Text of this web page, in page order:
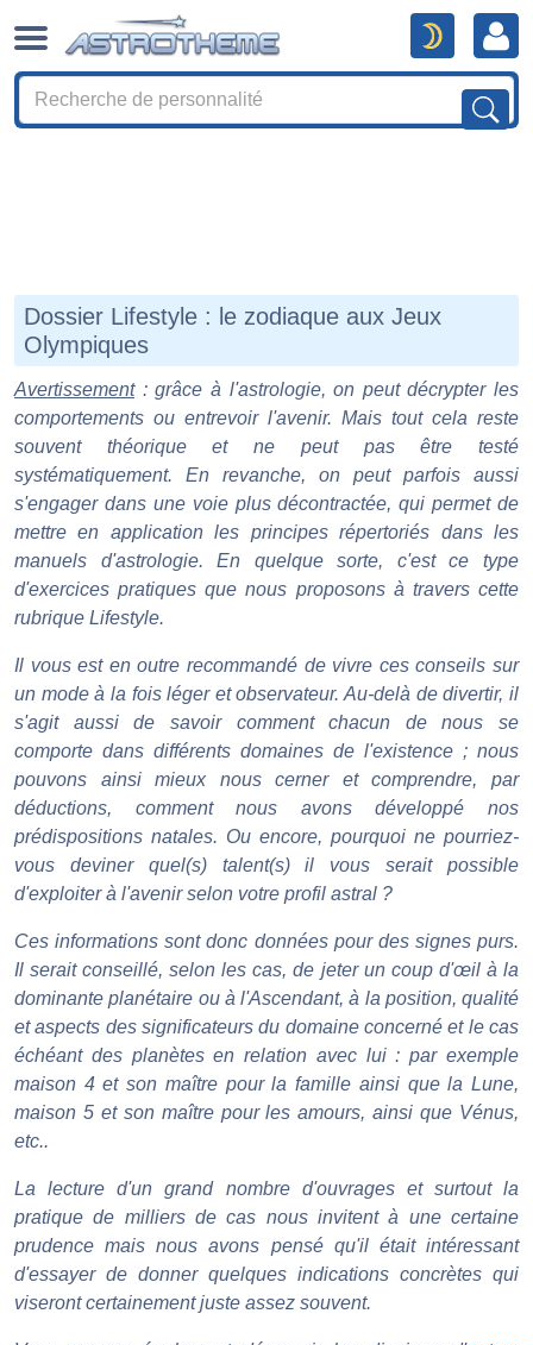
Dossier Lifestyle : le zodiaque aux Jeux
Olympiques
Avertissement: grâce à l'astrologie, on peut décrypter les
comportements ou entrevoir l'avenir. Mais tout cela reste
souvent théorique et ne peut pas être testé
systématiquement. En revanche, on peut parfois aussi
s'engager dans une voie plus décontractée, qui permet de
mettre en application les principes répertoriés dans les
manuels d'astrologie. En quelque sorte, c'est ce type
d'exercices pratiques que nous proposons à travers cette
rubrique Lifestyle.
Il vous est en outre recommandé de vivre ces conseils sur
un mode à la fois léger et observateur. Au-delà de divertir, il
s'agit aussi de savoir comment chacun de nous se
comporte dans différents domaines de l'existence ; nous
pouvons ainsi mieux nous cerner et comprendre, par
déductions, comment nous avons développé nos
prédispositions natales. Ou encore, pourquoi ne pourriez-
vous deviner quel(s) talent(s) il vous serait possible
d'exploiter à l'avenir selon votre profil astral ?
Ces informations sont donc données pour des signes purs.
Il serait conseillé, selon les cas, de jeter un coup d'œil à la
dominante planétaire ou à l'Ascendant, à la position, qualité
et aspects des significateurs du domaine concerné et le cas
échéant des planètes en relation avec lui : par exemple
maison 4 et son maître pour la famille ainsi que la Lune,
maison 5 et son maître pour les amours, ainsi que Vénus,
etc..
La lecture d'un grand nombre d'ouvrages et surtout la
pratique de milliers de cas nous invitent à une certaine
prudence mais nous avons pensé qu'il était intéressant
d'essayer de donner quelques indications concrètes qui
viseront certainement juste assez souvent.